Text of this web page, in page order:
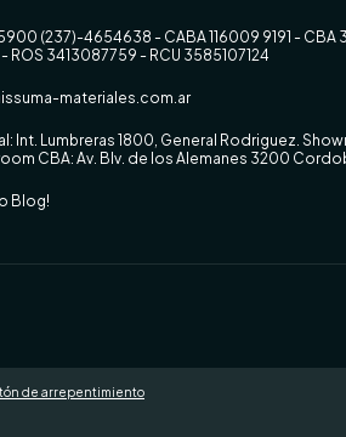
(237)-4654638 - CABA 116009 9191 - CBA
ROS 3413087759 - RCU 3585107124
materiales.com.ar
Int. Lumbreras 1800, General Rodriguez.
CBA: Av. Blv. de los Alemanes 3200
Blog!
de arrepentimiento